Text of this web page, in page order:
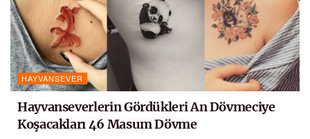
HAYVANSEVER
Hayvanseverlerin Gördükleri An Dövmeciye
Koşacakları 46 Masum Dövme